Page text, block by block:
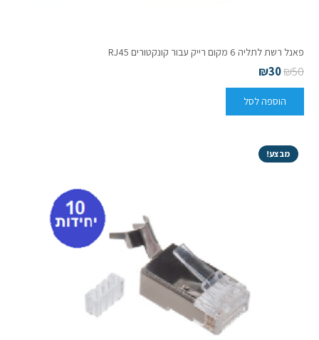
פאנל רשת לתליה 6 מקום רייק עבור קונקטורים RJ45
₪50
₪30
הוספה לסל
מבצע!